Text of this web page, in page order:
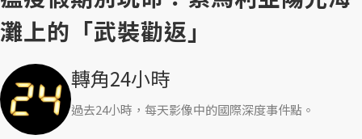
灘上的「武裝勸返」
轉角24小時
過去24小時，每天影像中的國際深度事件點。